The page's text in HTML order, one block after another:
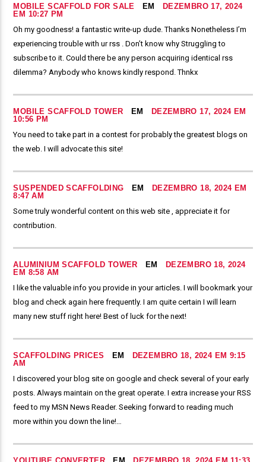
MOBILE SCAFFOLD FOR SALE EM
DEZEMBRO 17, 2024
EM 10:27 PM
Oh my goodness! a fantastic write-up dude. Thanks Nonetheless I’m
experiencing trouble with ur rss . Don’t know why Struggling to
subscribe to it. Could there be any person acquiring identical rss
dilemma? Anybody who knows kindly respond. Thnkx
MOBILE SCAFFOLD TOWER EM
DEZEMBRO 17, 2024 EM
10:56 PM
You need to take part in a contest for probably the greatest blogs on
the web. I will advocate this site!
SUSPENDED SCAFFOLDING EM
DEZEMBRO 18, 2024 EM
8:47 AM
Some truly wonderful content on this web site , appreciate it for
contribution.
ALUMINIUM SCAFFOLD TOWER EM
DEZEMBRO 18, 2024
EM 8:58 AM
I like the valuable info you provide in your articles. I will bookmark your
blog and check again here frequently. I am quite certain I will learn
many new stuff right here! Best of luck for the next!
SCAFFOLDING PRICES EM
DEZEMBRO 18, 2024 EM 9:15
AM
I discovered your blog site on google and check several of your early
posts. Always maintain on the great operate. I extra increase your RSS
feed to my MSN News Reader. Seeking forward to reading much
more within you down the line!…